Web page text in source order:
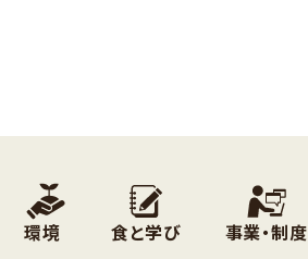
環境 食と学び 事業・制度